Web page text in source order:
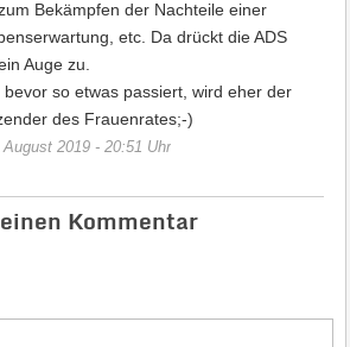
Bekämpfen der Nachteile einer
etc. Da drückt die ADS
Auge zu.
bevor so etwas passiert, wird eher der
des Frauenrates;-)
2019 - 20:51 Uhr
Kommentar